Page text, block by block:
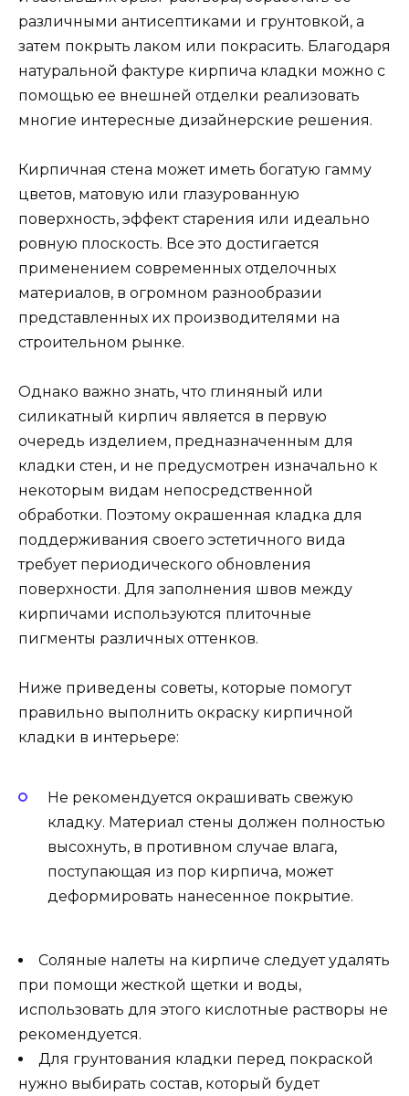
различными антисептиками и грунтовкой, а
затем покрыть лаком или покрасить. Благодаря
натуральной фактуре кирпича кладки можно с
помощью ее внешней отделки реализовать
многие интересные дизайнерские решения.
Кирпичная стена может иметь богатую гамму
цветов, матовую или глазурованную
поверхность, эффект старения или идеально
ровную плоскость. Все это достигается
применением современных отделочных
материалов, в огромном разнообразии
представленных их производителями на
строительном рынке.
Однако важно знать, что глиняный или
силикатный кирпич является в первую
очередь изделием, предназначенным для
кладки стен, и не предусмотрен изначально к
некоторым видам непосредственной
обработки. Поэтому окрашенная кладка для
поддерживания своего эстетичного вида
требует периодического обновления
поверхности. Для заполнения швов между
кирпичами используются плиточные
пигменты различных оттенков.
Ниже приведены советы, которые помогут
правильно выполнить окраску кирпичной
кладки в интерьере:
Не рекомендуется окрашивать свежую
кладку. Материал стены должен полностью
высохнуть, в противном случае влага,
поступающая из пор кирпича, может
деформировать нанесенное покрытие.
Соляные налеты на кирпиче следует удалять
при помощи жесткой щетки и воды,
использовать для этого кислотные растворы не
рекомендуется.
Для грунтования кладки перед покраской
нужно выбирать состав, который будет